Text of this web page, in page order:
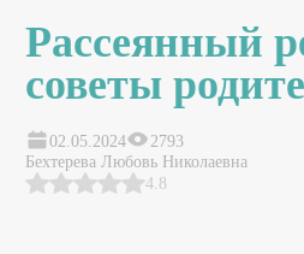
Рассеянный
советы
02.05.2024
2793
Бехтерева Любовь Николаевна
4.8